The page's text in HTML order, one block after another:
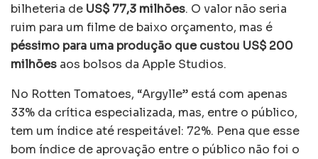
bilheteria de US$ 77,3 milhões. O valor não seria
ruim para um filme de baixo orçamento, mas é
péssimo para uma produção que custou US$ 200
milhões aos bolsos da Apple Studios.
No Rotten Tomatoes, “Argylle” está com apenas
33% da crítica especializada, mas, entre o público,
tem um índice até respeitável: 72%. Pena que esse
bom índice de aprovação entre o público não foi o